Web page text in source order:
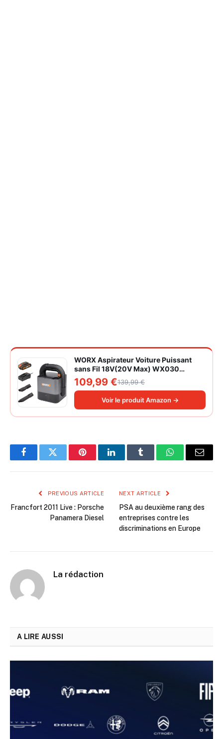
WORX Aspirateur Voiture Puissant
sans Fil 18V(20V Max) WX030
Aspirateur à Main sur Batterie 150W
10KPa avec Boîte de Rangement
Intégrée Dépoussiérage Maille
filtrante Lavable
109,99 €139,99 €
Voir le produit Amazon →
FacebookTwitter PinterestLinkedInTumblr WhatsAppEmail
PREVIOUS ARTICLE
Francfort 2011 Live : Porsche
Panamera Diesel
NEXT ARTICLE
PSA au deuxième rang des
entreprises contre les
discriminations en Europe
La rédaction
A LIRE AUSSI